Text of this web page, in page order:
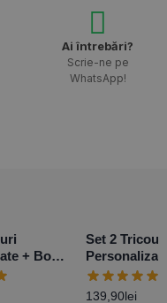
Ai întrebări?
Scrie-ne pe
WhatsApp!
+ Body
Baby
Set 2
– Primul
Boy
139,90lei